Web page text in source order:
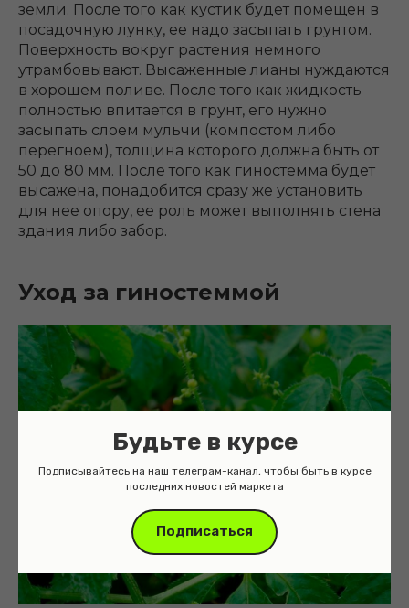
Будьте в курсе
Подписывайтесь на наш телеграм-канал, чтобы быть в курсе
последних новостей маркета
Подписаться
земли. После того как кустик будет помещен в
посадочную лунку, ее надо засыпать грунтом.
Поверхность вокруг растения немного
утрамбовывают. Высаженные лианы нуждаются
в хорошем поливе. После того как жидкость
полностью впитается в грунт, его нужно
засыпать слоем мульчи (компостом либо
перегноем), толщина которого должна быть от
50 до 80 мм. После того как гиностемма будет
высажена, понадобится сразу же установить
для нее опору, ее роль может выполнять стена
здания либо забор.
Уход за гиностеммой